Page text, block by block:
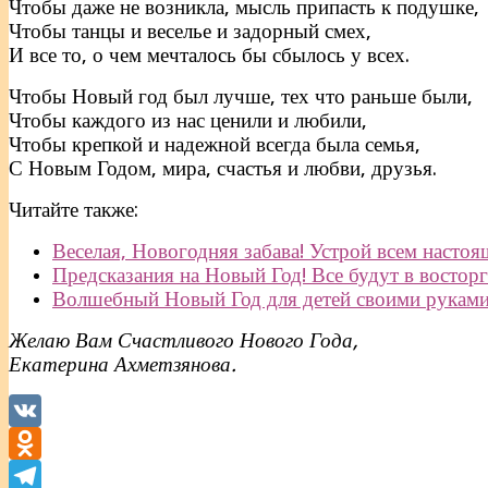
Чтобы даже не возникла, мысль припасть к подушке,
Чтобы танцы и веселье и задорный смех,
И все то, о чем мечталось бы сбылось у всех.
Чтобы Новый год был лучше, тех что раньше были,
Чтобы каждого из нас ценили и любили,
Чтобы крепкой и надежной всегда была семья,
С Новым Годом, мира, счастья и любви, друзья.
Читайте также:
Веселая, Новогодняя забава! Устрой всем
Предсказания на Новый Год! Все будут в
Волшебный Новый Год для детей своими
Желаю Вам Счастливого Нового Года,
Екатерина Ахметзянова.
VK
Odnoklassniki